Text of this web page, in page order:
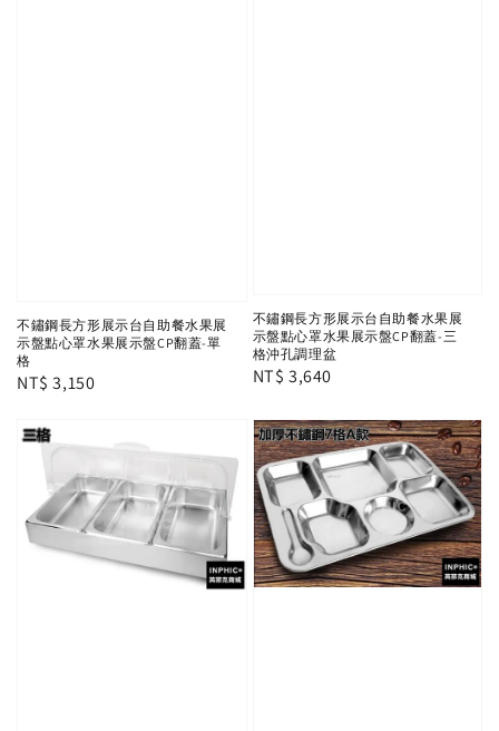
不鏽鋼長方形展示台自助餐水果展
示盤點心罩水果展示盤CP翻蓋-單
格
Regular
NT$ 3,150
不鏽鋼長方形展示台自助餐水果展
示盤點心罩水果展示盤CP翻蓋-三
格沖孔調理盆
Regular
NT$ 3,640